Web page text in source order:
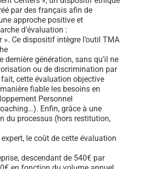
par des français afin de
approche positive et
d’évaluation :
». Ce dispositif intègre l’outil TMA
dernière génération, sans qu’il ne
ou de discrimination par
cette évaluation objective
fiable les besoins en
Personnel
Enfin, grâce à une
du processus (hors restitution,
expert, le coût de cette évaluation
descendant de 540€ par